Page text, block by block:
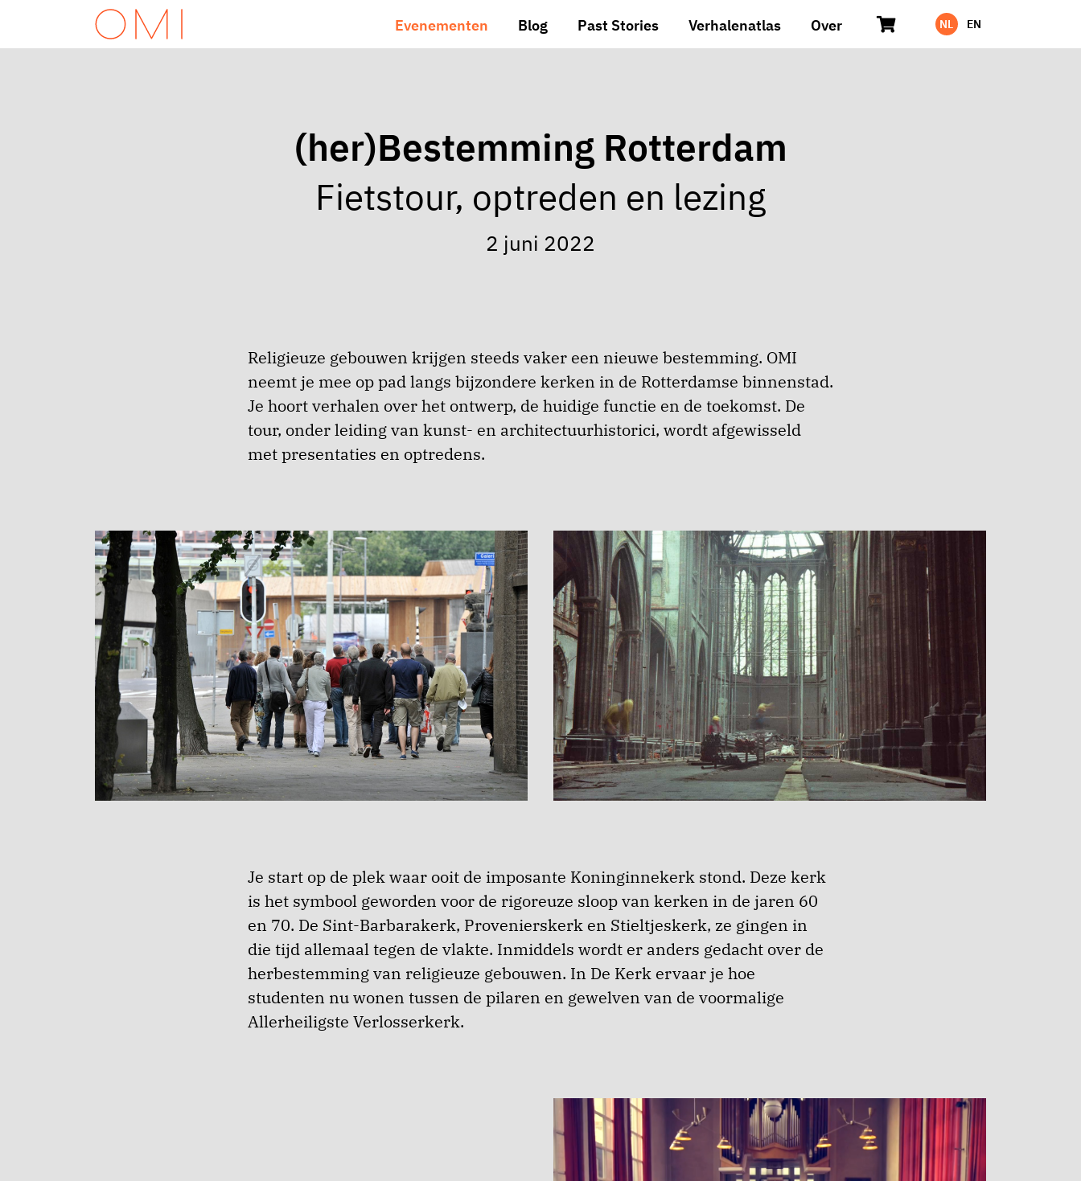
Evenementen Blog Past Stories Verhalenatlas Over NL EN
(her)Bestemming Rotterdam
Fietstour, optreden en lezing
2 juni 2022
Religieuze gebouwen krijgen steeds vaker een nieuwe bestemming. OMI
neemt je mee op pad langs bijzondere kerken in de Rotterdamse binnenstad.
Je hoort verhalen over het ontwerp, de huidige functie en de toekomst. De
tour, onder leiding van kunst- en architectuurhistorici, wordt afgewisseld
met presentaties en optredens.
Je start op de plek waar ooit de imposante Koninginnekerk stond. Deze kerk
is het symbool geworden voor de rigoreuze sloop van kerken in de jaren 60
en 70. De Sint-Barbarakerk, Provenierskerk en Stieltjeskerk, ze gingen in
die tijd allemaal tegen de vlakte. Inmiddels wordt er anders gedacht over de
herbestemming van religieuze gebouwen. In De Kerk ervaar je hoe
studenten nu wonen tussen de pilaren en gewelven van de voormalige
Allerheiligste Verlosserkerk.